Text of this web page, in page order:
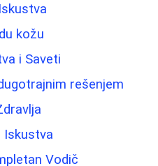
kožu
i Saveti
rešenjem
Iskustva
Vodič